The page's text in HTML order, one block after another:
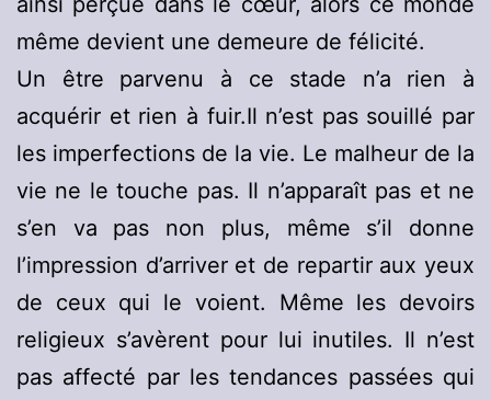
même devient une demeure de félicité.
Un être parvenu à ce stade n’a rien à
acquérir et rien à fuir.Il n’est pas souillé par
les imperfections de la vie. Le malheur de la
vie ne le touche pas. Il n’apparaît pas et ne
s’en va pas non plus, même s’il donne
l’impression d’arriver et de repartir aux yeux
de ceux qui le voient. Même les devoirs
religieux s’avèrent pour lui inutiles. Il n’est
pas affecté par les tendances passées qui